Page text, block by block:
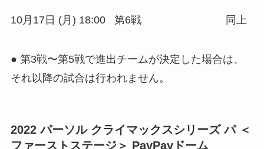
10月17日 (月) 18:00 第6戦 同上
● 第3戦〜第5戦で進出チームが決定した場合は、
それ以降の試合は行われません。
2022 パーソル クライマックスシリーズ パ ＜
ファーストステージ＞ PayPayドーム